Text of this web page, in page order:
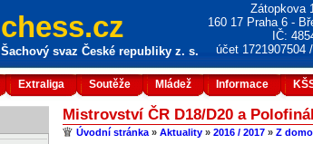
chess.cz
Šachový svaz České republiky z. s.
Zátopkova
160 17 Praha 6 -
IČ:
účet 1721907504
Extraliga Soutěže Mládež Informace
Mistrovství ČR D18/D20 a
Úvodní stránka » Aktuality » 2016 / 2017 » Z